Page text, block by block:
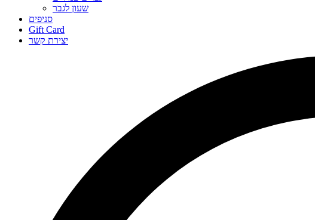
שעון לגבר
סניפים
Gift Card
יצירת קשר